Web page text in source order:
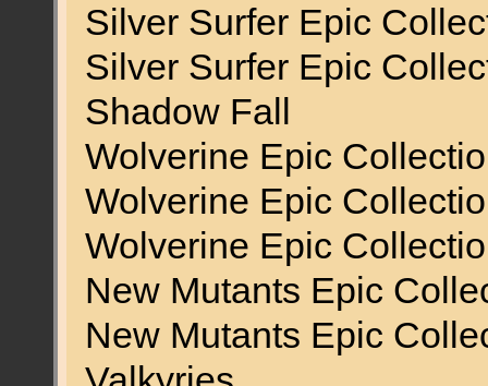
Silver Surfer Epic
Silver Surfer Epic
Shadow Fall
Wolverine Epic
Wolverine Epic
Wolverine Epic
New Mutants Epic
New Mutants Epic